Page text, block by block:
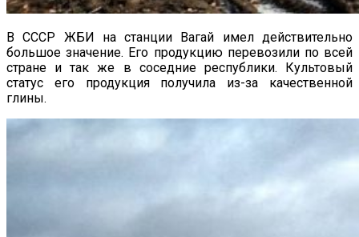
В СССР ЖБИ на станции Вагай имел действительно
большое значение. Его продукцию перевозили по всей
стране и так же в соседние республики. Культовый
статус его продукция получила из-за качественной
глины.